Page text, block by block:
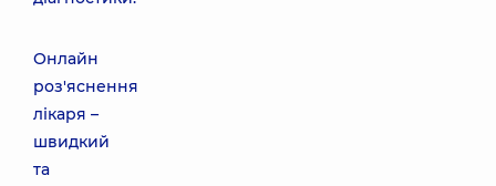
Онлайн
роз'яснення
лікаря –
швидкий
та